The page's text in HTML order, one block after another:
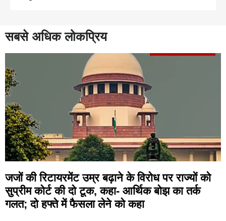
सबसे अधिक लोकप्रिय
जजों की रिटायरमेंट उम्र बढ़ाने के विरोध पर राज्यों को
सुप्रीम कोर्ट की दो टूक, कहा- आर्थिक बोझ का तर्क
गलत; दो हफ्ते में फैसला लेने को कहा